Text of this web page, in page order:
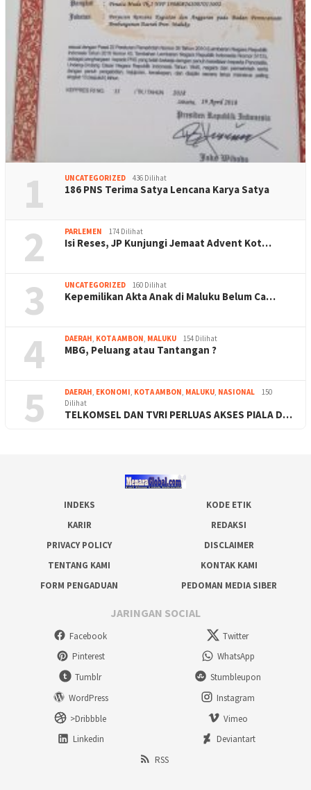
1 UNCATEGORIZED 436 Dilihat
186 PNS Terima Satya Lencana Karya Satya
2 PARLEMEN 174 Dilihat
Isi Reses, JP Kunjungi Jemaat Advent Kot…
3 UNCATEGORIZED 160 Dilihat
Kepemilikan Akta Anak di Maluku Belum Ca…
4 DAERAH, KOTA AMBON, MALUKU 154 Dilihat
MBG, Peluang atau Tantangan ?
5 DAERAH, EKONOMI, KOTA AMBON, MALUKU, NASIONAL
150
Dilihat
TELKOMSEL DAN TVRI PERLUAS AKSES PIALA D…
INDEKS
KODE ETIK
KARIR
REDAKSI
PRIVACY POLICY
DISCLAIMER
TENTANG KAMI
KONTAK KAMI
FORM PENGADUAN
PEDOMAN MEDIA SIBER
JARINGAN SOCIAL
Facebook
Twitter
Pinterest
WhatsApp
Tumblr
Stumbleupon
WordPress
Instagram
>Dribbble
Vimeo
Linkedin
Deviantart
RSS